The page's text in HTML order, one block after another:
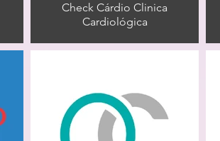
Check Cárdio Clinica
Cardiológica